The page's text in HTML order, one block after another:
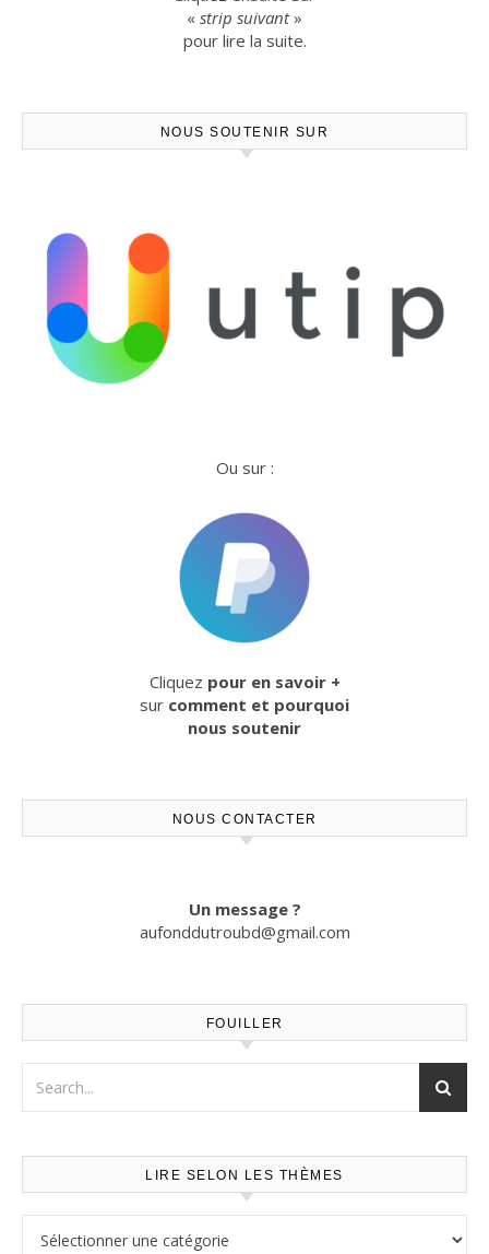
« strip suivant»
pour lire la suite.
NOUS SOUTENIR SUR
Ou sur :
Cliquez pour en savoir +
sur comment et pourquoi
nous soutenir
NOUS CONTACTER
Un message ?
aufonddutroubd@gmail.com
FOUILLER
LIRE SELON LES THÈMES